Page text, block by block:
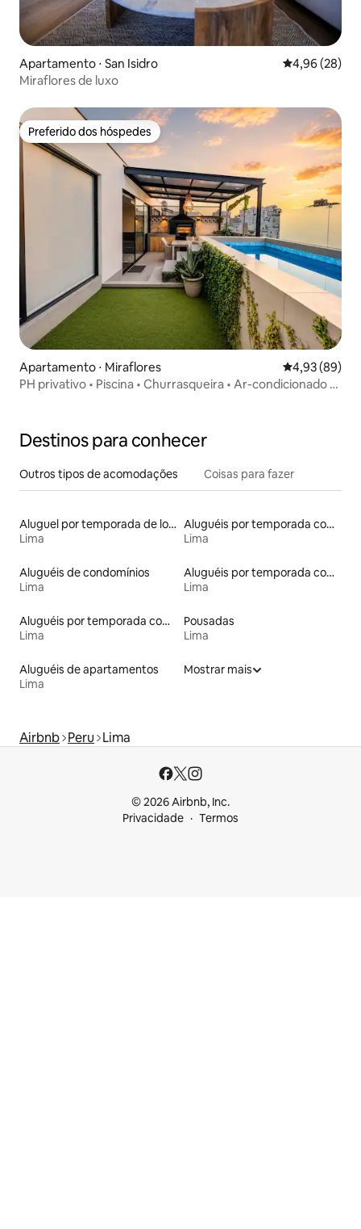
Apartamento ⋅ San Isidro 4,96 de uma
4,96 (28)
Miraflores de luxo
Preferido dos hóspedes
Preferido dos hóspedes
Apartamento ⋅ Miraflores 4,93 de uma
4,93 (89)
PH privativo • Piscina • Churrasqueira • Ar-condicionado •
Destinos para conhecer
Outros tipos de acomodações Coisas para fazer
Aluguel por temporada de lofts
Lima
Aluguéis por temporada com banheira de hidromassagem
Lima
Aluguéis de condomínios
Lima
Aluguéis por temporada com caiaque
Lima
Aluguéis por temporada com cama de altura acessível
Lima
Pousadas
Lima
Aluguéis de apartamentos
Lima
Mostrar mais
Airbnb Peru Lima
© 2026 Airbnb, Inc.
Privacidade
Termos